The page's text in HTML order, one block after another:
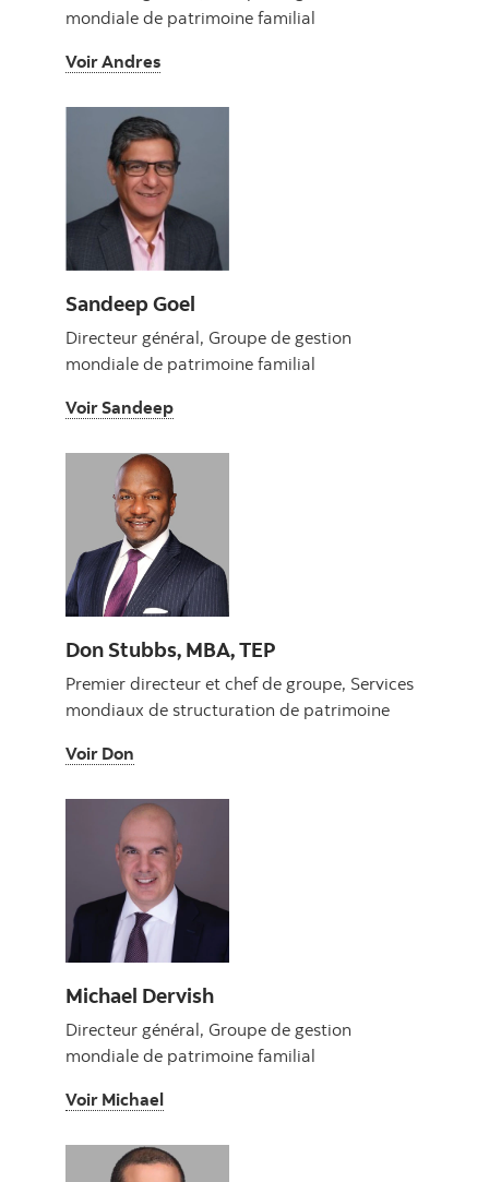
mondiale de patrimoine familial
Voir AndresVoir Andres
Sandeep Goel
Directeur général, Groupe de gestion
mondiale de patrimoine familial
Voir SandeepVoir Sandeep
Don Stubbs, MBA, TEP
Premier directeur et chef de groupe, Services
mondiaux de structuration de patrimoine
Voir Don
Michael Dervish
Directeur général, Groupe de gestion
mondiale de patrimoine familial
Voir MichaelVoir Michael